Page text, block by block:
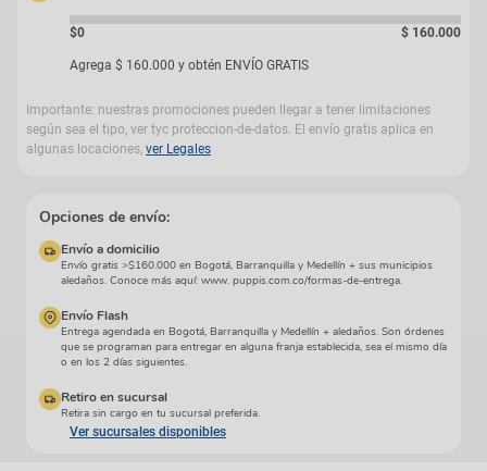
$0 $ 160.000
Agrega $ 160.000 y obtén ENVÍO GRATIS
Importante: nuestras promociones pueden llegar a tener limitaciones
según sea el tipo, ver tyc proteccion-de-datos. El envío gratis aplica en
algunas locaciones, ver Legales
Opciones de envío:
Envío a domicilio
Envío gratis >$160.000 en Bogotá, Barranquilla y Medellín + sus municipios
aledaños. Conoce más aquí: www. puppis.com.co/formas-de-entrega.
Envío Flash
Entrega agendada en Bogotá, Barranquilla y Medellín + aledaños. Son órdenes
que se programan para entregar en alguna franja establecida, sea el mismo día
o en los 2 días siguientes.
Retiro en sucursal
Retira sin cargo en tu sucursal preferida.
Ver sucursales disponibles